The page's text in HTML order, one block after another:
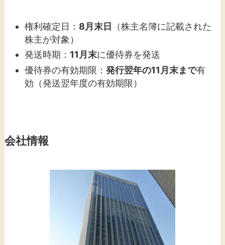
権利確定日： 8月末日
（株主名簿に記載された
株主が対象）
発送時期： 11月末に優待券を発送
優待券の有効期限：発行翌年の11月末まで有
効（発送翌年度の有効期限）
会社情報